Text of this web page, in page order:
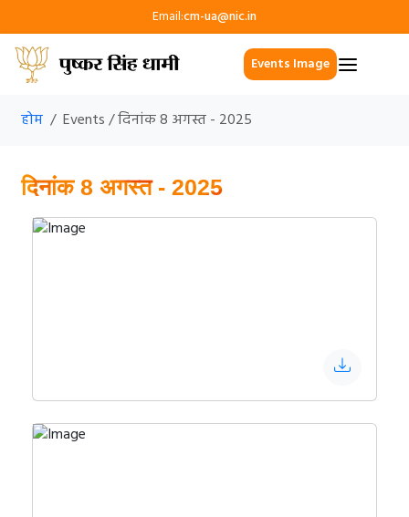
Email:cm-ua@nic.in
Events Image
होम Events / दिनांक 8 अगस्त - 2025
दिनांक 8 अगस्त - 2025